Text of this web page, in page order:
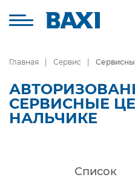
Главная Сервис
СЕРВИСНЫЕ
НАЛЬЧИКЕ
Список